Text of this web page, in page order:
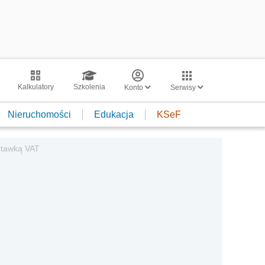
Kalkulatory Szkolenia Konto Serwisy
Nieruchomości Edukacja KSeF
VAT